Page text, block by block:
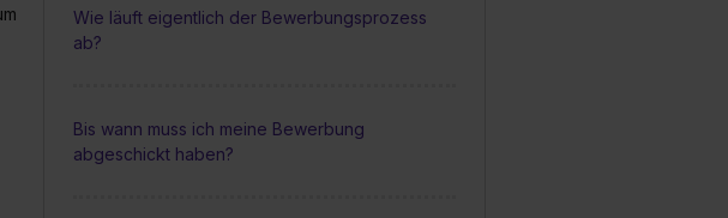
Wie läuft eigentlich der Bewerbungsprozess
ab?
Bis wann muss ich meine Bewerbung
abgeschickt haben?